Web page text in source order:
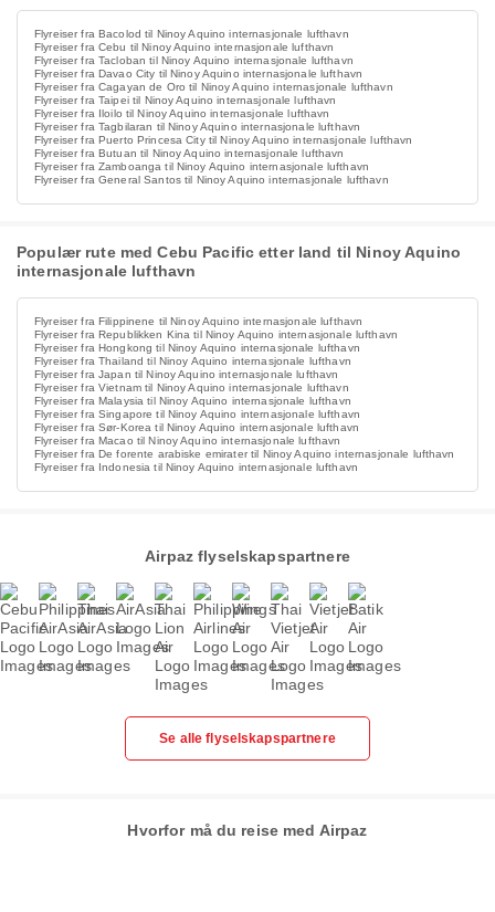
Flyreiser fra Bacolod til Ninoy Aquino internasjonale lufthavn
Flyreiser fra Cebu til Ninoy Aquino internasjonale lufthavn
Flyreiser fra Tacloban til Ninoy Aquino internasjonale lufthavn
Flyreiser fra Davao City til Ninoy Aquino internasjonale lufthavn
Flyreiser fra Cagayan de Oro til Ninoy Aquino internasjonale lufthavn
Flyreiser fra Taipei til Ninoy Aquino internasjonale lufthavn
Flyreiser fra Iloilo til Ninoy Aquino internasjonale lufthavn
Flyreiser fra Tagbilaran til Ninoy Aquino internasjonale lufthavn
Flyreiser fra Puerto Princesa City til Ninoy Aquino internasjonale lufthavn
Flyreiser fra Butuan til Ninoy Aquino internasjonale lufthavn
Flyreiser fra Zamboanga til Ninoy Aquino internasjonale lufthavn
Flyreiser fra General Santos til Ninoy Aquino internasjonale lufthavn
Populær rute med Cebu Pacific etter land til Ninoy Aquino
internasjonale lufthavn
Flyreiser fra Filippinene til Ninoy Aquino internasjonale lufthavn
Flyreiser fra Republikken Kina til Ninoy Aquino internasjonale lufthavn
Flyreiser fra Hongkong til Ninoy Aquino internasjonale lufthavn
Flyreiser fra Thailand til Ninoy Aquino internasjonale lufthavn
Flyreiser fra Japan til Ninoy Aquino internasjonale lufthavn
Flyreiser fra Vietnam til Ninoy Aquino internasjonale lufthavn
Flyreiser fra Malaysia til Ninoy Aquino internasjonale lufthavn
Flyreiser fra Singapore til Ninoy Aquino internasjonale lufthavn
Flyreiser fra Sør-Korea til Ninoy Aquino internasjonale lufthavn
Flyreiser fra Macao til Ninoy Aquino internasjonale lufthavn
Flyreiser fra De forente arabiske emirater til Ninoy Aquino internasjonale lufthavn
Flyreiser fra Indonesia til Ninoy Aquino internasjonale lufthavn
Airpaz flyselskapspartnere
Se alle flyselskapspartnere
Hvorfor må du reise med Airpaz